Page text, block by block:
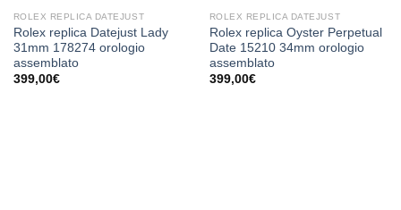
ROLEX REPLICA DATEJUST
Rolex replica Datejust Lady
31mm 178274 orologio
assemblato
399,00€
ROLEX REPLICA DATEJUST
Rolex replica Oyster Perpetual
Date 15210 34mm orologio
assemblato
399,00€